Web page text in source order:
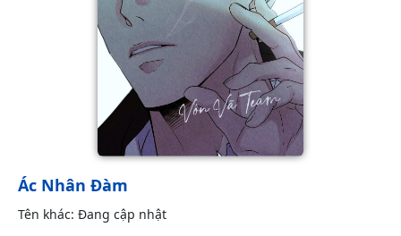
Ác Nhân Đàm
Tên khác: Đang cập nhật